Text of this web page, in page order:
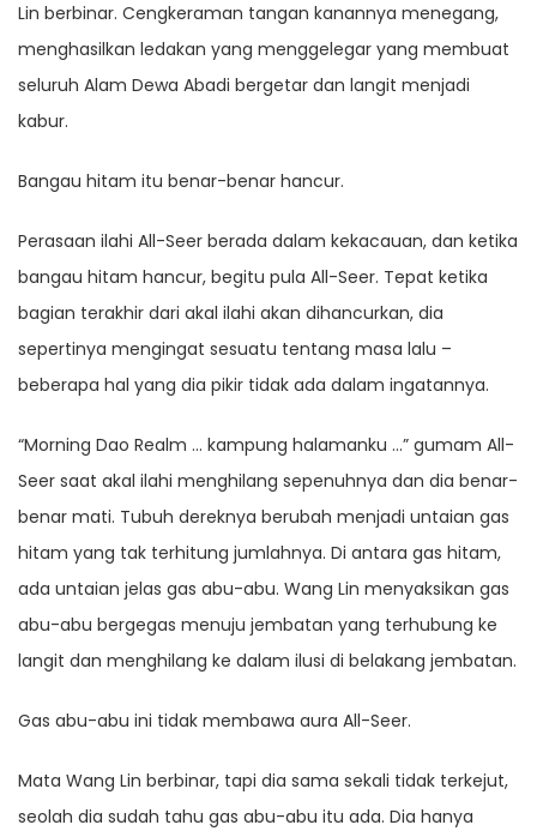
Lin berbinar. Cengkeraman tangan kanannya menegang,
menghasilkan ledakan yang menggelegar yang membuat
seluruh Alam Dewa Abadi bergetar dan langit menjadi
kabur.
Bangau hitam itu benar-benar hancur.
Perasaan ilahi All-Seer berada dalam kekacauan, dan ketika
bangau hitam hancur, begitu pula All-Seer. Tepat ketika
bagian terakhir dari akal ilahi akan dihancurkan, dia
sepertinya mengingat sesuatu tentang masa lalu –
beberapa hal yang dia pikir tidak ada dalam ingatannya.
“Morning Dao Realm … kampung halamanku …” gumam All-
Seer saat akal ilahi menghilang sepenuhnya dan dia benar-
benar mati. Tubuh dereknya berubah menjadi untaian gas
hitam yang tak terhitung jumlahnya. Di antara gas hitam,
ada untaian jelas gas abu-abu. Wang Lin menyaksikan gas
abu-abu bergegas menuju jembatan yang terhubung ke
langit dan menghilang ke dalam ilusi di belakang jembatan.
Gas abu-abu ini tidak membawa aura All-Seer.
Mata Wang Lin berbinar, tapi dia sama sekali tidak terkejut,
seolah dia sudah tahu gas abu-abu itu ada. Dia hanya